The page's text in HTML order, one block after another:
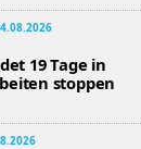
19 Tage in
stoppen